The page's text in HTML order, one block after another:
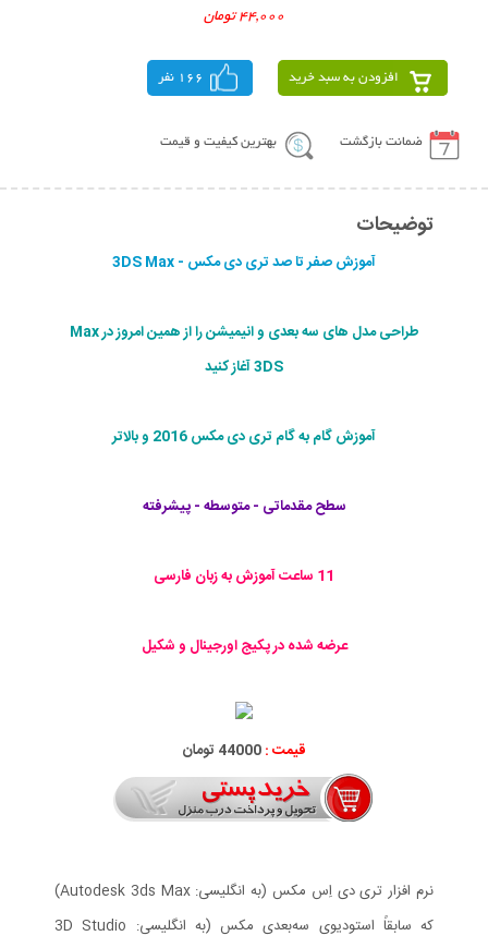
44,000 تومان
افزودن به سبد خرید 166 نفر
ضمانت بازگشت بهترین کیفیت و قیمت
توضیحات
آموزش صفر تا صد تری دی مکس - 3DS Max
طراحی مدل های سه بعدی و انیمیشن را از همین امروز در Max
3DS آغاز کنید
آموزش گام به گام تری دی مکس 2016 و بالاتر
سطح مقدماتی - متوسطه - پیشرفته
11 ساعت آموزش به زبان فارسی
عرضه شده در پکیج اورجینال و شکیل
قیمت :44000 تومان
نرم افزار تری دی اِس مکس (به انگلیسی: Autodesk 3ds Max)
که سابقاً استودیوی سه‌بعدی مکس (به انگلیسی: 3D Studio